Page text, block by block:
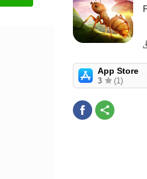
App Store
3 (1)